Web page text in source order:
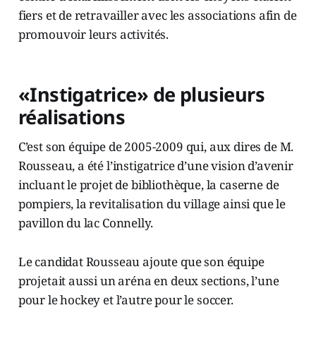
fiers et de retravailler avec les associations afin de
promouvoir leurs activités.
«Instigatrice» de plusieurs
réalisations
C’est son équipe de 2005-2009 qui, aux dires de M.
Rousseau, a été l’instigatrice d’une vision d’avenir
incluant le projet de bibliothèque, la caserne de
pompiers, la revitalisation du village ainsi que le
pavillon du lac Connelly.
Le candidat Rousseau ajoute que son équipe
projetait aussi un aréna en deux sections, l’une
pour le hockey et l’autre pour le soccer.